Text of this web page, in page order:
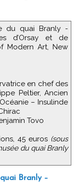
d’Orsay et de
Modern Art, New
en chef des
Peltier, Ancien
– Insulinde
Tovo
45 euros (sous
du quai Branly
Branly –